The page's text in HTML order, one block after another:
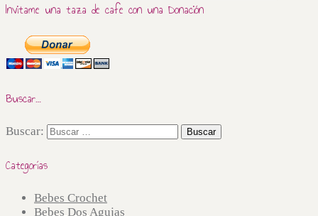
Invitame una taza de cafe con una Donación
Buscar…
Buscar:
Categorías
Bebes Crochet
Bebes Dos Agujas